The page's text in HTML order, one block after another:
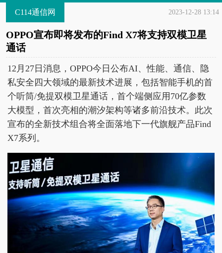
C114通信网 2023-12-28 13:14
OPPO宣布即将发布的Find X7将支持双模卫星
通话
12月27日消息，OPPO今日公布AI、性能、通信、隐
私安全四大领域的最新技术进展，包括智能手机的首
个听筒/免提双模卫星通话，首个端侧应用70亿参数
大模型，首次亮相的潮汐架构等诸多前沿技术。此次
宣布的全新技术组合将全面落地下一代旗舰产品Find
X7系列。